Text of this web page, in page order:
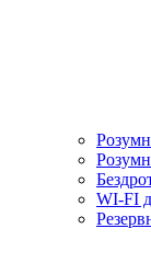
WI-FI